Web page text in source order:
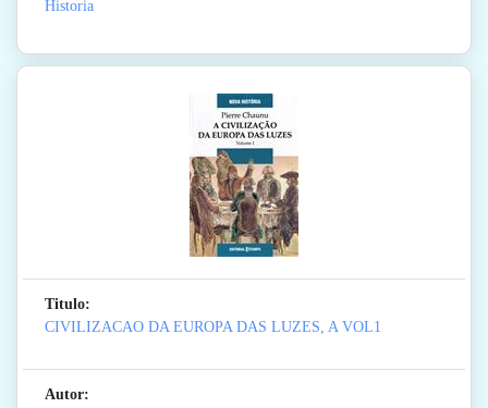
Historia
Titulo:
CIVILIZACAO DA EUROPA DAS LUZES, A VOL1
Autor: